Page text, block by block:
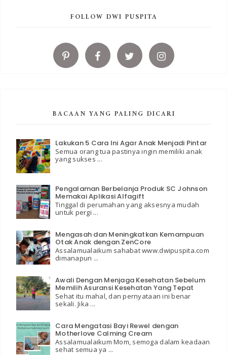
FOLLOW DWI PUSPITA
BACAAN YANG PALING DICARI
Lakukan 5 Cara Ini Agar Anak Menjadi Pintar
Semua orang tua pastinya ingin memiliki anak
yang sukses ...
Pengalaman Berbelanja Produk SC Johnson
Memakai Aplikasi Alfagift
Tinggal di perumahan yang aksesnya mudah
untuk pergi ...
Mengasah dan Meningkatkan Kemampuan
Otak Anak dengan ZenCore
Assalamualaikum sahabat www.dwipuspita.com
dimanapun ...
Awali Dengan Menjaga Kesehatan Sebelum
Memilih Asuransi Kesehatan Yang Tepat
Sehat itu mahal, dan pernyataan ini benar
sekali. Jika ...
Cara Mengatasi Bayi Rewel dengan
Motherlove Calming Cream
Assalamualaikum Mom, semoga dalam keadaan
sehat semua ya ...